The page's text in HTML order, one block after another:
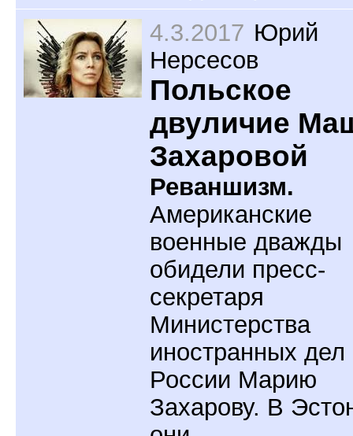
4.3.2017 Юрий
Нерсесов
Польское
двуличие
Захаровой
Реваншизм.
Американские
военные дважды
обидели пресс-
секретаря
Министерства
иностранных дел
России Марию
Захарову. В